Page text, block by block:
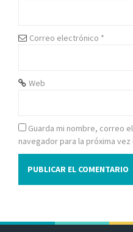
n
r
d
a
Correo electrónico *
Web
Guarda mi nombre, correo
navegador para la próxima